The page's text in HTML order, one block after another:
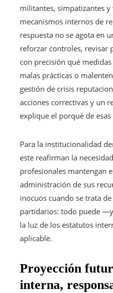
militantes, simpatizantes
mecanismos internos de
respuesta no se agota en
reforzar controles, revisar
con precisión qué
malas prácticas o
gestión de crisis
acciones correctivas y un
explique el porqué de esas
Para la institucionalidad
este reafirman la
profesionales mantengan
administración de sus
inocuos cuando se trata
partidarios: todo puede
la luz de los estatutos
aplicable.
Proyección
interna,